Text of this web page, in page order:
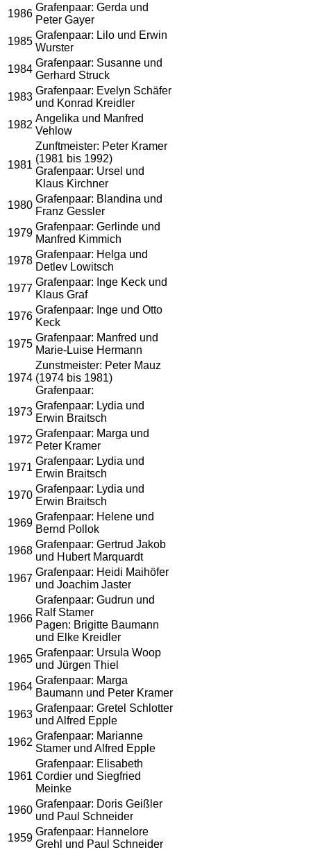
1986
Grafenpaar: Gerda und
Peter Gayer
1985
Grafenpaar: Lilo und Erwin
Wurster
1984
Grafenpaar: Susanne und
Gerhard Struck
1983
Grafenpaar: Evelyn Schäfer
und Konrad Kreidler
1982
Angelika und Manfred
Vehlow
1981
Zunftmeister: Peter Kramer
(1981 bis 1992)
Grafenpaar: Ursel und
Klaus Kirchner
1980
Grafenpaar: Blandina und
Franz Gessler
1979
Grafenpaar: Gerlinde und
Manfred Kimmich
1978
Grafenpaar: Helga und
Detlev Lowitsch
1977
Grafenpaar: Inge Keck und
Klaus Graf
1976
Grafenpaar: Inge und Otto
Keck
1975
Grafenpaar: Manfred und
Marie-Luise Hermann
1974
Zunstmeister: Peter Mauz
(1974 bis 1981)
Grafenpaar:
1973
Grafenpaar: Lydia und
Erwin Braitsch
1972
Grafenpaar: Marga und
Peter Kramer
1971
Grafenpaar: Lydia und
Erwin Braitsch
1970
Grafenpaar: Lydia und
Erwin Braitsch
1969
Grafenpaar: Helene und
Bernd Pollok
1968
Grafenpaar: Gertrud Jakob
und Hubert Marquardt
1967
Grafenpaar: Heidi Maihöfer
und Joachim Jaster
1966
Grafenpaar: Gudrun und
Ralf Stamer
Pagen: Brigitte Baumann
und Elke Kreidler
1965
Grafenpaar: Ursula Woop
und Jürgen Thiel
1964
Grafenpaar: Marga
Baumann und Peter Kramer
1963
Grafenpaar: Gretel Schlotter
und Alfred Epple
1962
Grafenpaar: Marianne
Stamer und Alfred Epple
1961
Grafenpaar: Elisabeth
Cordier und Siegfried
Meinke
1960
Grafenpaar: Doris Geißler
und Paul Schneider
1959
Grafenpaar: Hannelore
Grehl und Paul Schneider